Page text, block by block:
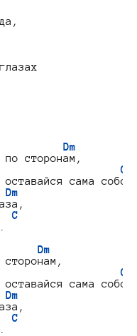
Dm
сторонам,
C
сама собой
C
Dm
C
сама собой
C